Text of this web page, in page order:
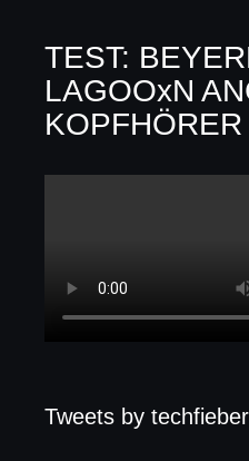
TEST:
LAGOOxN
KOPFHÖRER
Tweets by techfieber